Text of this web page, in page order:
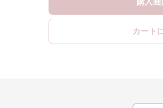
購入
カート